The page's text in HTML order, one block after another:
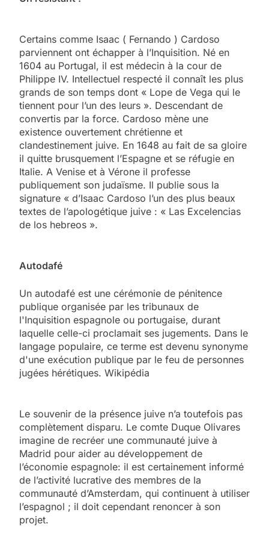
Certains comme Isaac ( Fernando ) Cardoso
parviennent ont échapper à l’Inquisition. Né en
1604 au Portugal, il est médecin à la cour de
Philippe IV. Intellectuel respecté il connaît les plus
grands de son temps dont « Lope de Vega qui le
tiennent pour l’un des leurs ». Descendant de
convertis par la force. Cardoso mène une
existence ouvertement chrétienne et
clandestinement juive. En 1648 au fait de sa gloire
il quitte brusquement l’Espagne et se réfugie en
Italie. A Venise et à Vérone il professe
publiquement son judaïsme. Il publie sous la
signature « d’Isaac Cardoso l’un des plus beaux
textes de l’apologétique juive : « Las Excelencias
de los hebreos ».
Autodafé
Un autodafé est une cérémonie de pénitence
publique organisée par les tribunaux de
l'Inquisition espagnole ou portugaise, durant
laquelle celle-ci proclamait ses jugements. Dans le
langage populaire, ce terme est devenu synonyme
d'une exécution publique par le feu de personnes
jugées hérétiques. Wikipédia
Le souvenir de la présence juive n’a toutefois pas
complètement disparu. Le comte Duque Olivares
imagine de recréer une communauté juive à
Madrid pour aider au développement de
l’économie espagnole: il est certainement informé
de l’activité lucrative des membres de la
communauté d’Amsterdam, qui continuent à utiliser
l’espagnol ; il doit cependant renoncer à son
projet.